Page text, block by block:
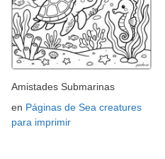
Amistades Submarinas
en Páginas de Sea creatures
para imprimir